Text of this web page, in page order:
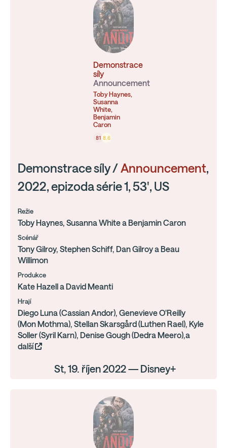
Demonstrace
síly
Announcement
Toby Haynes,
Susanna
White,
Benjamin
Caron
81 8.6
Demonstrace síly /Announcement,
2022, epizoda série 1, 53', US
Režie
Toby Haynes, Susanna White a Benjamin Caron
Scénář
Tony Gilroy, Stephen Schiff, Dan Gilroy a Beau
Willimon
Produkce
Kate Hazell a David Meanti
Hrají
Diego Luna (Cassian Andor), Genevieve O'Reilly
(Mon Mothma), Stellan Skarsgård (Luthen Rael), Kyle
Soller (Syril Karn), Denise Gough (Dedra Meero),a
další
St, 19. říjen 2022 — Disney+